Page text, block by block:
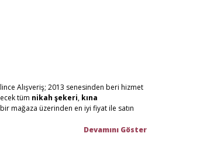
Alışveriş; 2013 senesinden beri hizmet
tüm nikah şekeri, kına
mağaza üzerinden en iyi fiyat ile satın